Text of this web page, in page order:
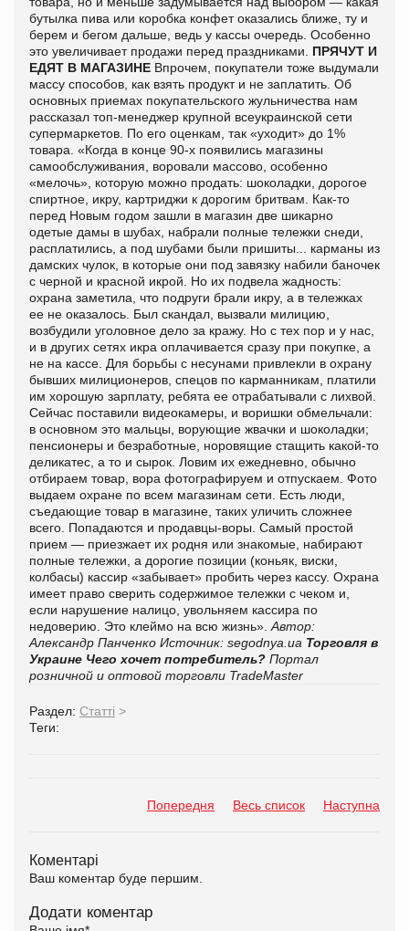
бутылка пива или коробка конфет оказались ближе, ту и
берем и бегом дальше, ведь у кассы очередь. Особенно
это увеличивает продажи перед праздниками. ПРЯЧУТ И
ЕДЯТ В МАГАЗИНЕ Впрочем, покупатели тоже выдумали
массу способов, как взять продукт и не заплатить. Об
основных приемах покупательского жульничества нам
рассказал топ-менеджер крупной всеукраинской сети
супермаркетов. По его оценкам, так «уходит» до 1%
товара. «Когда в конце 90-х появились магазины
самообслуживания, воровали массово, особенно
«мелочь», которую можно продать: шоколадки, дорогое
спиртное, икру, картриджи к дорогим бритвам. Как-то
перед Новым годом зашли в магазин две шикарно
одетые дамы в шубах, набрали полные тележки снеди,
расплатились, а под шубами были пришиты... карманы из
дамских чулок, в которые они под завязку набили баночек
с черной и красной икрой. Но их подвела жадность:
охрана заметила, что подруги брали икру, а в тележках
ее не оказалось. Был скандал, вызвали милицию,
возбудили уголовное дело за кражу. Но с тех пор и у нас,
и в других сетях икра оплачивается сразу при покупке, а
не на кассе. Для борьбы с несунами привлекли в охрану
бывших милиционеров, спецов по карманникам, платили
им хорошую зарплату, ребята ее отрабатывали с лихвой.
Сейчас поставили видеокамеры, и воришки обмельчали:
в основном это мальцы, ворующие жвачки и шоколадки;
пенсионеры и безработные, норовящие стащить какой-то
деликатес, а то и сырок. Ловим их ежедневно, обычно
отбираем товар, вора фотографируем и отпускаем. Фото
выдаем охране по всем магазинам сети. Есть люди,
съедающие товар в магазине, таких уличить сложнее
всего. Попадаются и продавцы-воры. Самый простой
прием — приезжает их родня или знакомые, набирают
полные тележки, а дорогие позиции (коньяк, виски,
колбасы) кассир «забывает» пробить через кассу. Охрана
имеет право сверить содержимое тележки с чеком и,
если нарушение налицо, увольняем кассира по
недоверию. Это клеймо на всю жизнь». Автор:
Александр Панченко Источник: segodnya.ua Торговля в
Украине Чего хочет потребитель? Портал
розничной и оптовой торговли TradeMaster
Раздел: Статті >
Теги:
Попередня Весь список Наступна
Коментарі
Ваш коментар буде першим.
Додати коментар